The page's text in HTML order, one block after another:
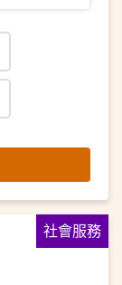
社會服務